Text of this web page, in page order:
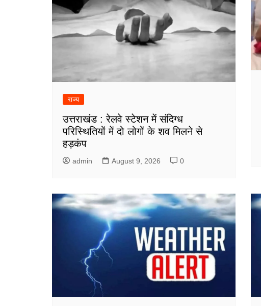
राज्य
उत्तराखंड : रेलवे स्टेशन में संदिग्ध
परिस्थितियों में दो लोगों के शव मिलने से
हड़कंप
admin August 9, 2026 0